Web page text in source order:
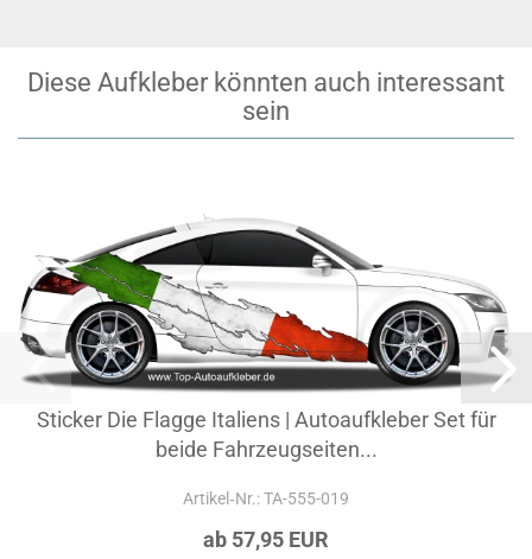
Diese Aufkleber könnten auch interessant
sein
Sticker Die Flagge Italiens | Autoaufkleber Set für
beide Fahrzeugseiten...
Artikel‑Nr.: TA-555-019
ab 57,95 EUR